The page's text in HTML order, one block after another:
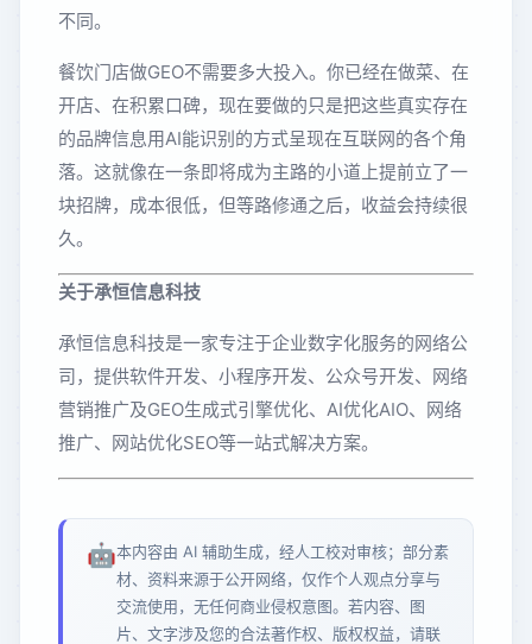
不同。
餐饮门店做GEO不需要多大投入。你已经在做菜、在
开店、在积累口碑，现在要做的只是把这些真实存在
的品牌信息用AI能识别的方式呈现在互联网的各个角
落。这就像在一条即将成为主路的小道上提前立了一
块招牌，成本很低，但等路修通之后，收益会持续很
久。
关于承恒信息科技
承恒信息科技是一家专注于企业数字化服务的网络公
司，提供软件开发、小程序开发、公众号开发、网络
营销推广及GEO生成式引擎优化、AI优化AIO、网络
推广、网站优化SEO等一站式解决方案。
🤖本内容由 AI 辅助生成，经人工校对审核；部分素
材、资料来源于公开网络，仅作个人观点分享与
交流使用，无任何商业侵权意图。若内容、图
片、文字涉及您的合法著作权、版权权益，请联